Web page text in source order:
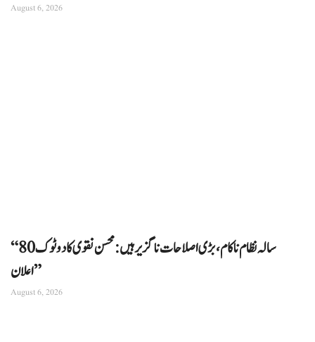
August 6, 2026
“80 سالہ نظام ناکام، بڑی اصلاحات ناگزیر ہیں: محسن نقوی کا دوٹوک
اعلان”
August 6, 2026